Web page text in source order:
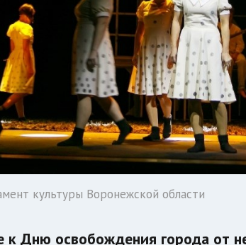
культуры Воронежской области
к Дню освобождения города от